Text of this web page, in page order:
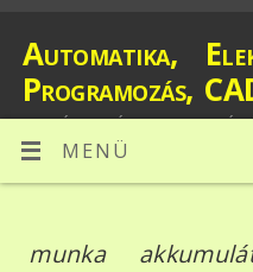
Automatika,
Programozás,
MAGÁNTANÁR -
OKTATÁS, PLC
MENÜ
munka